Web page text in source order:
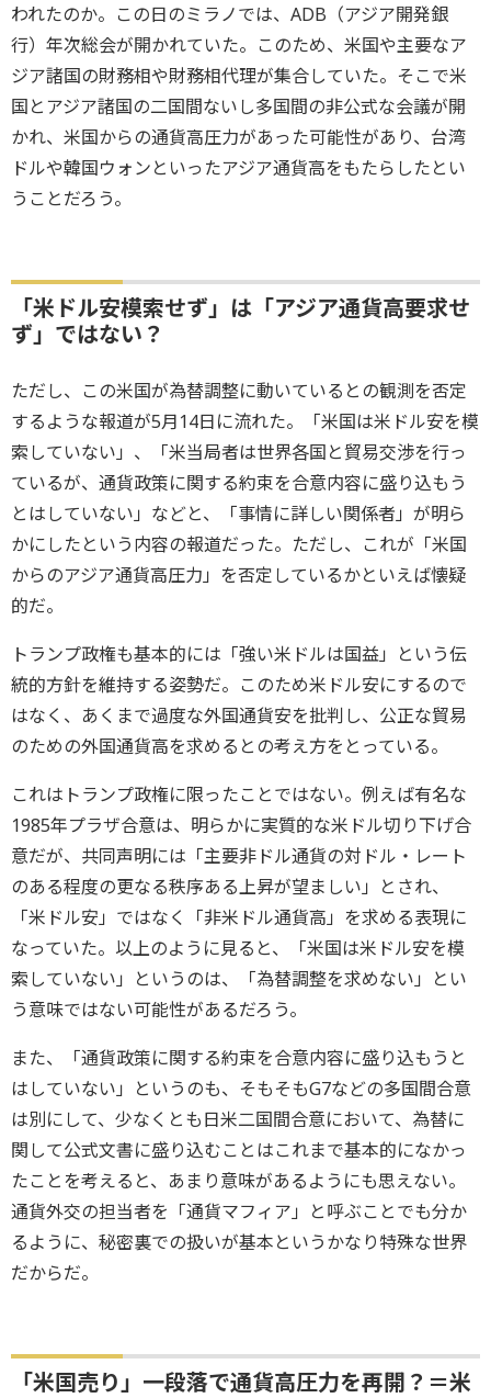
われたのか。この日のミラノでは、ADB（アジア開発銀
行）年次総会が開かれていた。このため、米国や主要なア
ジア諸国の財務相や財務相代理が集合していた。そこで米
国とアジア諸国の二国間ないし多国間の非公式な会議が開
かれ、米国からの通貨高圧力があった可能性があり、台湾
ドルや韓国ウォンといったアジア通貨高をもたらしたとい
うことだろう。
「米ドル安模索せず」は「アジア通貨高要求せ
ず」ではない？
ただし、この米国が為替調整に動いているとの観測を否定
するような報道が5月14日に流れた。「米国は米ドル安を模
索していない」、「米当局者は世界各国と貿易交渉を行っ
ているが、通貨政策に関する約束を合意内容に盛り込もう
とはしていない」などと、「事情に詳しい関係者」が明ら
かにしたという内容の報道だった。ただし、これが「米国
からのアジア通貨高圧力」を否定しているかといえば懐疑
的だ。
トランプ政権も基本的には「強い米ドルは国益」という伝
統的方針を維持する姿勢だ。このため米ドル安にするので
はなく、あくまで過度な外国通貨安を批判し、公正な貿易
のための外国通貨高を求めるとの考え方をとっている。
これはトランプ政権に限ったことではない。例えば有名な
1985年プラザ合意は、明らかに実質的な米ドル切り下げ合
意だが、共同声明には「主要非ドル通貨の対ドル・レート
のある程度の更なる秩序ある上昇が望ましい」とされ、
「米ドル安」ではなく「非米ドル通貨高」を求める表現に
なっていた。以上のように見ると、「米国は米ドル安を模
索していない」というのは、「為替調整を求めない」とい
う意味ではない可能性があるだろう。
また、「通貨政策に関する約束を合意内容に盛り込もうと
はしていない」というのも、そもそもG7などの多国間合意
は別にして、少なくとも日米二国間合意において、為替に
関して公式文書に盛り込むことはこれまで基本的になかっ
たことを考えると、あまり意味があるようにも思えない。
通貨外交の担当者を「通貨マフィア」と呼ぶことでも分か
るように、秘密裏での扱いが基本というかなり特殊な世界
だからだ。
「米国売り」一段落で通貨高圧力を再開？＝米